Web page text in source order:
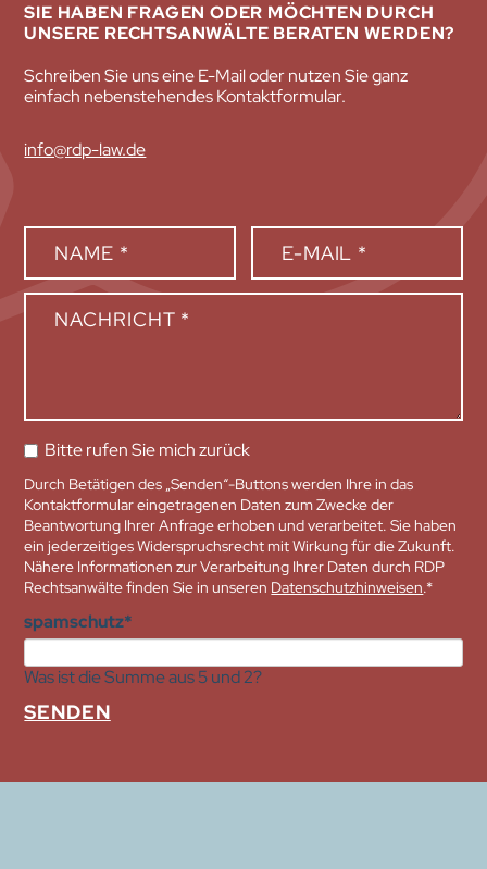
SIE HABEN FRAGEN ODER MÖCHTEN DURCH
UNSERE RECHTSANWÄLTE BERATEN WERDEN?
Schreiben Sie uns eine E-Mail oder nutzen Sie ganz
einfach nebenstehendes Kontaktformular.
info@rdp-law.de
Bitte rufen Sie mich zurück
Durch Betätigen des „Senden“-Buttons werden Ihre in das
Kontaktformular eingetragenen Daten zum Zwecke der
Beantwortung Ihrer Anfrage erhoben und verarbeitet. Sie haben
ein jederzeitiges Widerspruchsrecht mit Wirkung für die Zukunft.
Nähere Informationen zur Verarbeitung Ihrer Daten durch RDP
Rechtsanwälte finden Sie in unseren Datenschutzhinweisen.*
Pflichtfeld
spamschutz*
Was ist die Summe aus 5 und 2?
SENDEN